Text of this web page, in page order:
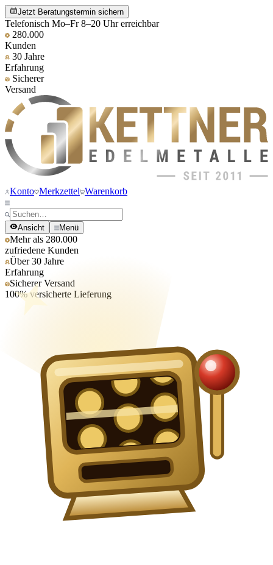
Jetzt Beratungstermin sichern
Telefonisch Mo–Fr 8–20 Uhr erreichbar
280.000
Kunden
30 Jahre
Erfahrung
Sicherer
Versand
Konto Merkzettel Warenkorb
Ansicht Menü
Mehr als 280.000
zufriedene Kunden
Über 30 Jahre
Erfahrung
Sicherer Versand
100% versicherte Lieferung